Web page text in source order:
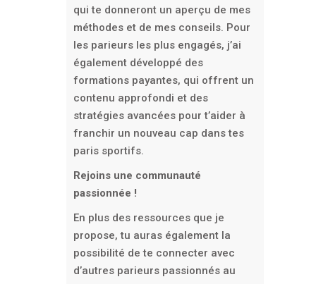
qui te donneront un aperçu de mes
méthodes et de mes conseils. Pour
les parieurs les plus engagés, j’ai
également développé des
formations payantes, qui offrent un
contenu approfondi et des
stratégies avancées pour t’aider à
franchir un nouveau cap dans tes
paris sportifs.
Rejoins une communauté
passionnée !
En plus des ressources que je
propose, tu auras également la
possibilité de te connecter avec
d’autres parieurs passionnés au